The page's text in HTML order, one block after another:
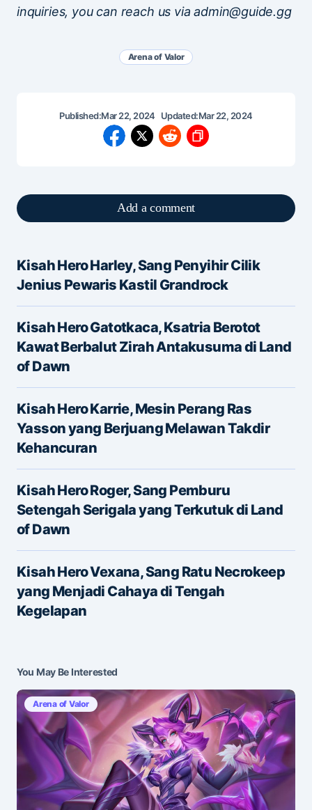
inquiries, you can reach us via admin@guide.gg
Arena of Valor
Published:Mar 22, 2024 Updated:Mar 22, 2024
Add a comment
Alamat email Anda tidak akan dipublikasikan.
Ruas yang wajib ditandai*
Message*
E-mail
Save my name and e-mail in this browser for the
next time I comment.
Kisah Hero Harley, Sang Penyihir Cilik
Jenius Pewaris Kastil Grandrock
Kisah Hero Gatotkaca, Ksatria Berotot
Kawat Berbalut Zirah Antakusuma di Land
of Dawn
Kisah Hero Karrie, Mesin Perang Ras
Yasson yang Berjuang Melawan Takdir
Kehancuran
Kisah Hero Roger, Sang Pemburu
Setengah Serigala yang Terkutuk di Land
of Dawn
Kisah Hero Vexana, Sang Ratu Necrokeep
yang Menjadi Cahaya di Tengah
Kegelapan
You May Be Interested
Arena of Valor